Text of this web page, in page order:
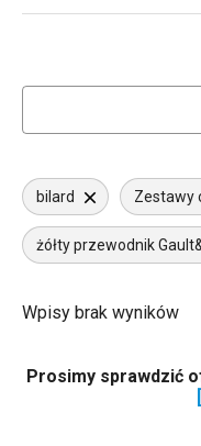
bilard Zestawy
żółty przewodnik
Wpisy brak wyników
Prosimy sprawdzić